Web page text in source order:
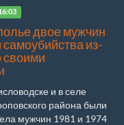
двое мужчин
из-
своими
и в селе
района были
мужчин 1981 и 1974